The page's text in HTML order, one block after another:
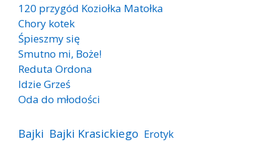
120 przygód Koziołka Matołka
Chory kotek
Śpieszmy się
Smutno mi, Boże!
Reduta Ordona
Idzie Grześ
Oda do młodości
Bajki Bajki Krasickiego Erotyk